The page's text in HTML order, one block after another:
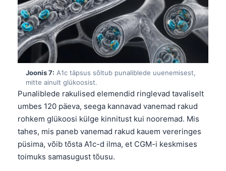
Joonis 7: A1c täpsus sõltub punaliblede uuenemisest,
mitte ainult glükoosist.
Punaliblede rakulised elemendid ringlevad tavaliselt
umbes 120 päeva, seega kannavad vanemad rakud
rohkem glükoosi külge kinnitust kui nooremad. Mis
tahes, mis paneb vanemad rakud kauem vereringes
püsima, võib tõsta A1c-d ilma, et CGM-i keskmises
toimuks samasugust tõusu.
Dansk
Nederlands
हिन्दी
Bahasa Indonesia
Հայերեն
Íslenska
Српски језик
Svenska
Bosanski
Azərbaycan dili